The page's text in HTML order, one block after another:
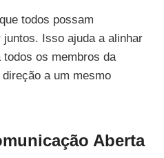
que todos possam
Isso ajuda a alinhar
os membros da
a um mesmo
Aberta